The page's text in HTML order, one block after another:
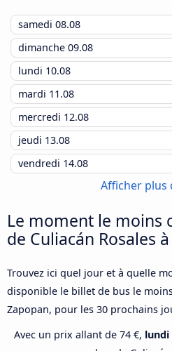
samedi 08.08
dimanche 09.08
lundi 10.08
mardi 11.08
mercredi 12.08
jeudi 13.08
vendredi 14.08
Afficher plus
Le moment le moins
de Culiacán Rosales
Trouvez ici quel jour et à quelle
disponible le billet de bus le
Zapopan, pour les 30 prochains
Avec un prix allant de 74 €, lundi